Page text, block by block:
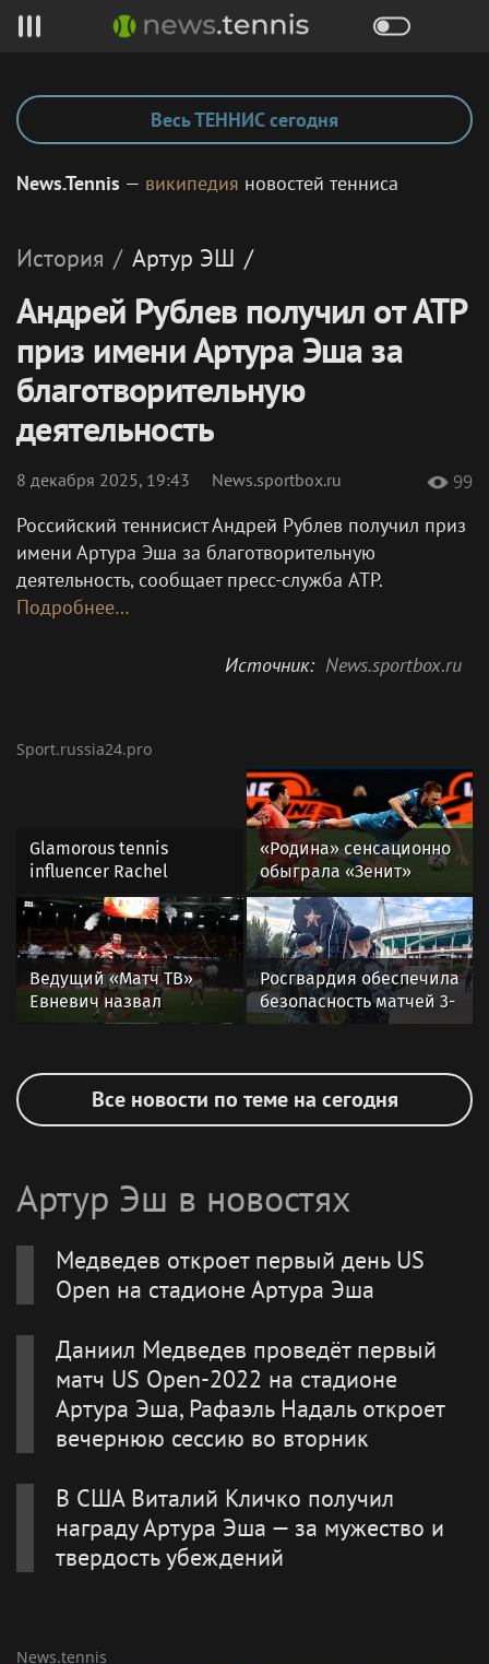
Весь ТЕННИС сегодня
News.Tennis — википедия новостей тенниса
История / Артур ЭШ /
Андрей Рублев получил от ATP
приз имени Артура Эша за
благотворительную
деятельность
8 декабря 2025, 19:43 News.sportbox.ru 99
Российский теннисист Андрей Рублев получил приз
имени Артура Эша за благотворительную
деятельность, сообщает пресс‑служба ATP.
Подробнее…
Источник: News.sportbox.ru
Sport.russia24.pro
Glamorous tennis
influencer Rachel
Stuhlmann braves cold
in revealing low-cut top
and skirt sending fans
wild
«Родина» сенсационно
обыграла «Зенит»
и одержала первую
победу в РПЛ
Ведущий «Матч ТВ»
Евневич назвал
«Спартак» фаворитом
Росгвардия обеспечила
безопасность матчей 3-
го тура РПЛ в Москве
Все новости по теме на сегодня
Артур Эш в новостях
Медведев откроет первый день US
Open на стадионе Артура Эша
Даниил Медведев проведёт первый
матч US Open-2022 на стадионе
Артура Эша, Рафаэль Надаль откроет
вечернюю сессию во вторник
В США Виталий Кличко получил
награду Артура Эша — за мужество и
твердость убеждений
News.tennis